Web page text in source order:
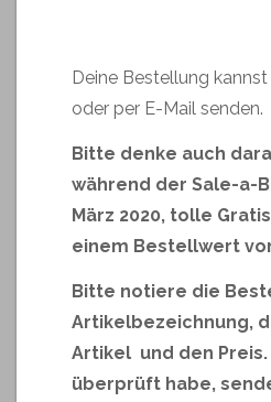
Deine Bestellung
oder per E-Mail senden.
Bitte denke auch
während der Sale-a-
März 2020, tolle
einem Bestellwert
Bitte notiere die
Artikelbezeichnung,
Artikel und den Preis.
überprüft habe,